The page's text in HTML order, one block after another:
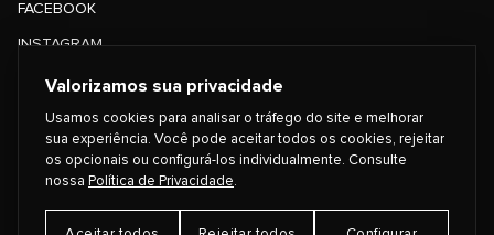
©2026 PLAYING FOR CHANGE
FACEBOOK
INSTAGRAM
TIKTOK
TWITTER
Valorizamos sua privacidade
Usamos cookies para analisar o tráfego do site e melhorar
sua experiência. Você pode aceitar todos os cookies, rejeitar
os opcionais ou configurá-los individualmente. Consulte
nossa Política de Privacidade.